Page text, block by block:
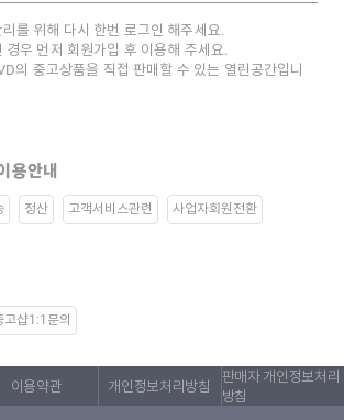
를 위해 다시 한번 로그인 해주세요.
경우 먼저 회원가입 후 이용해 주세요.
의 중고상품을 직접 판매할 수 있는 열린공간입니
용안내
정산 고객서비스관련 사업자회원전환
고샵1:1문의
이용약관 개인정보처리방침
판매자 개인정보처리
방침